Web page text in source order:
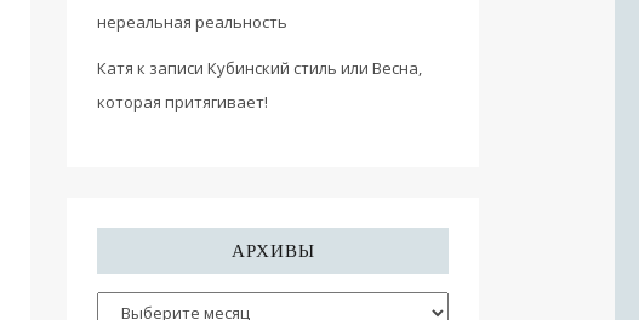
нереальная реальность
Катя к записи Кубинский стиль или Весна,
которая притягивает!
АРХИВЫ